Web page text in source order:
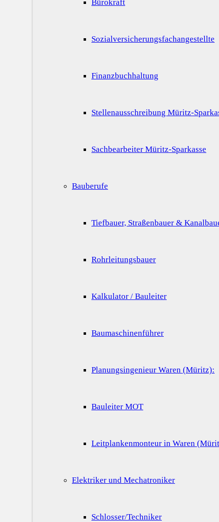
Bürokraft
Sozialversicherungsfachangestellte
Finanzbuchhaltung
Stellenausschreibung Müritz-
Sachbearbeiter Müritz-Sparkasse
Bauberufe
Tiefbauer, Straßenbauer &
Rohrleitungsbauer
Kalkulator / Bauleiter
Baumaschinenführer
Planungsingenieur Waren (Müritz):
Bauleiter MOT
Leitplankenmonteur in Waren
Elektriker und Mechatroniker
Schlosser/Techniker